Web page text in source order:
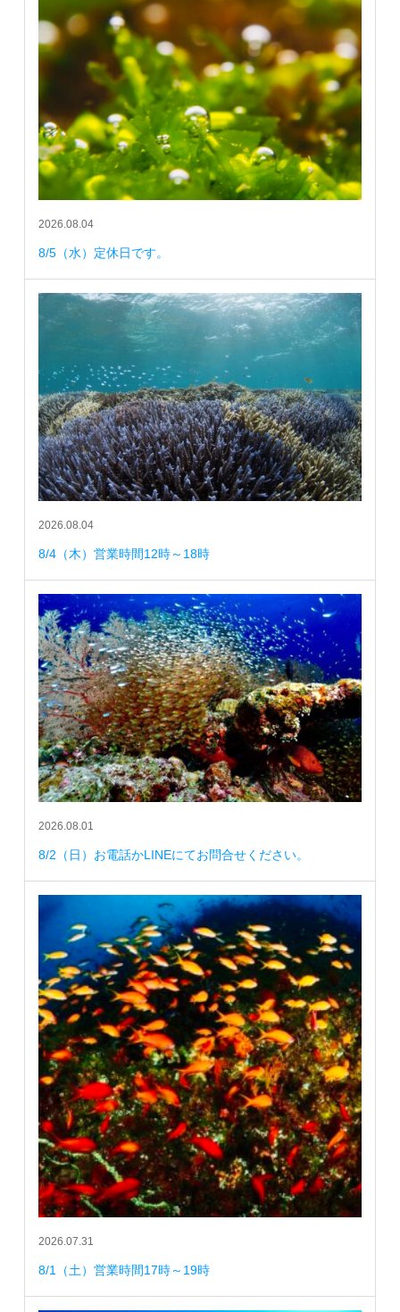
2026.08.04
8/5（水）定休日です。
2026.08.04
8/4（木）営業時間12時～18時
2026.08.01
8/2（日）お電話かLINEにてお問合せください。
2026.07.31
8/1（土）営業時間17時～19時